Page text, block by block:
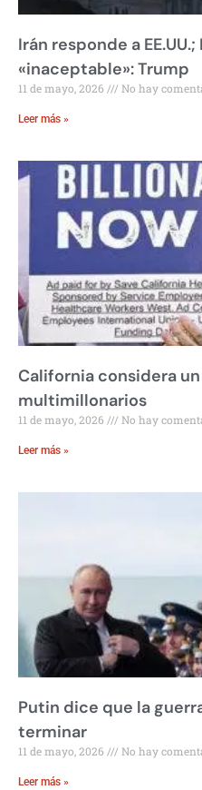
Irán responde a
«inaceptable»: Trump
11 de mayo, 2026 No hay
Leer más »
California considera
multimillonarios
11 de mayo, 2026 No hay
Leer más »
Putin dice que la
terminar
11 de mayo, 2026 No hay
Leer más »